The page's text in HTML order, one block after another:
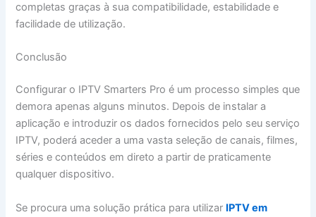
completas graças à sua compatibilidade, estabilidade e
facilidade de utilização.
Conclusão
Configurar o IPTV Smarters Pro é um processo simples que
demora apenas alguns minutos. Depois de instalar a
aplicação e introduzir os dados fornecidos pelo seu serviço
IPTV, poderá aceder a uma vasta seleção de canais, filmes,
séries e conteúdos em direto a partir de praticamente
qualquer dispositivo.
Se procura uma solução prática para utilizar IPTV em